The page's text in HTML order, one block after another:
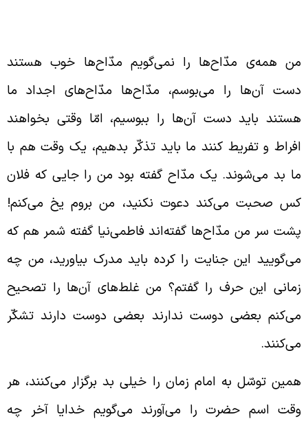
همه‌ی مدّاح‌ها را نمی‌‌گویم مدّاح‌ها خوب هستند
آن‌ها را می‌بوسم، مدّاح‌ها مدّاح‌های اجداد ما
باید دست آن‌ها را ببوسیم، امّا وقتی بخواهند
و تفریط کنند ما باید تذکّر بدهیم، یک وقت هم با
بد می‌شوند. یک مدّاح گفته بود من را جایی که فلان
صحبت می‌کند دعوت نکنید، من بروم یخ می‌کنم!
سر من مدّاح‌ها گفته‌اند فاطمی‌نیا گفته شمر هم که
این جنایت را کرده باید مدرک بیاورید، من چه
این حرف را گفتم؟ من غلط‌های آن‌ها را تصحیح
بعضی دوست ندارند بعضی دوست دارند تشکّر
توسّل به امام زمان را خیلی بد برگزار می‌کنند، هر
اسم حضرت را می‌آورند می‌گویم خدایا آخر چه